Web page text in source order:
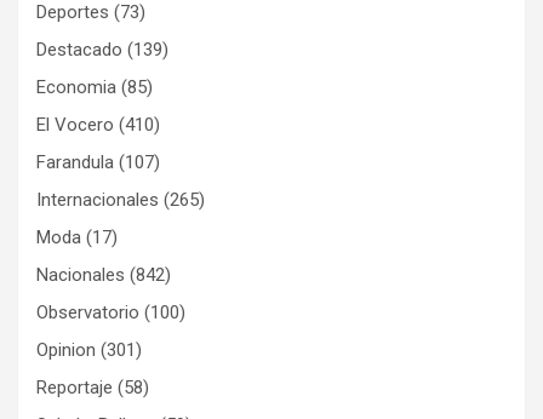
Deportes (73)
Destacado (139)
Economia (85)
El Vocero (410)
Farandula (107)
Internacionales (265)
Moda (17)
Nacionales (842)
Observatorio (100)
Opinion (301)
Reportaje (58)